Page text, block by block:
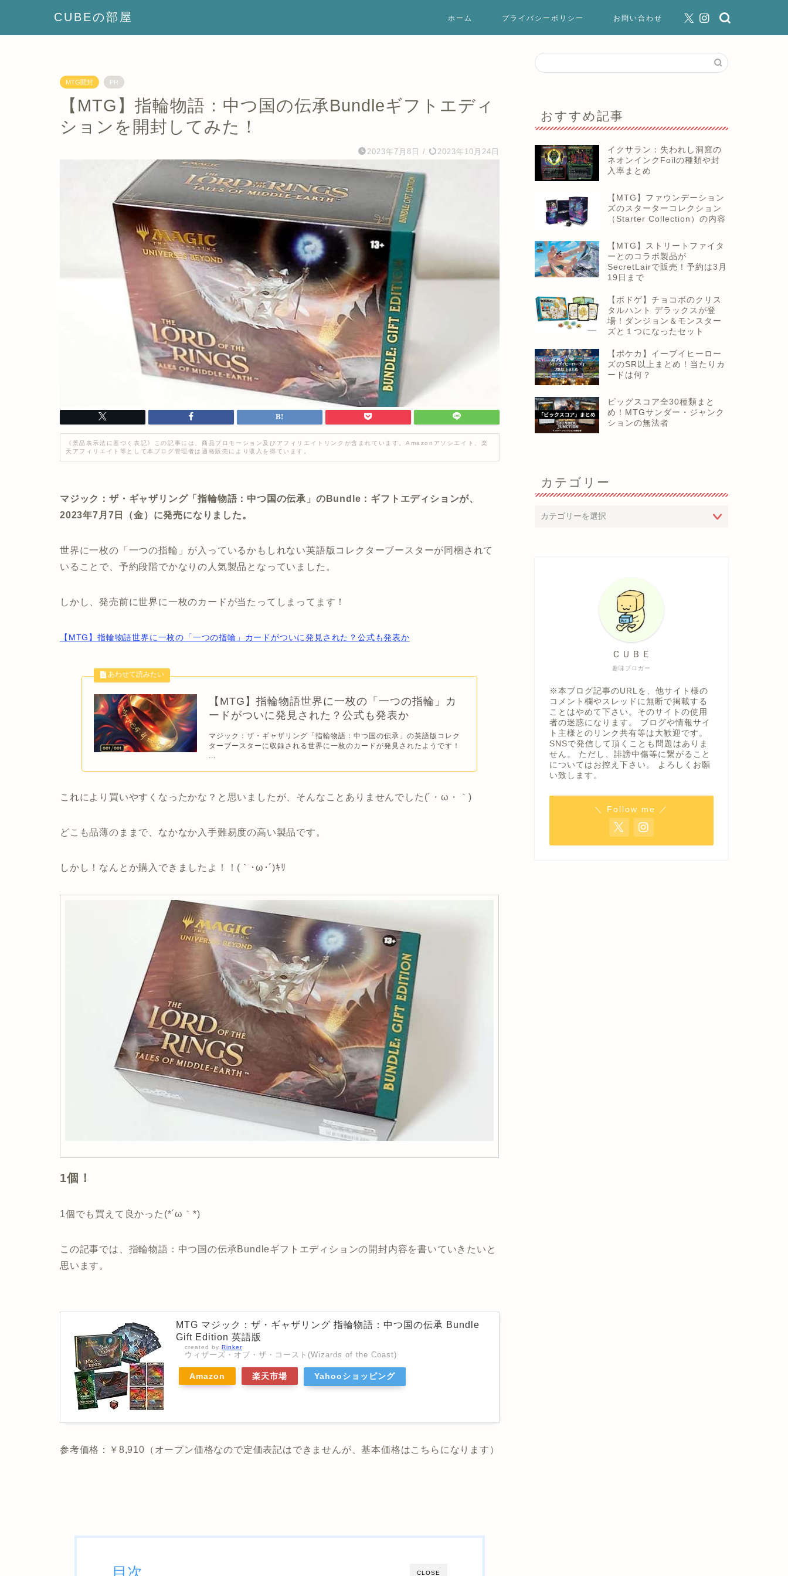
CUBEの部屋 ホーム プライバシーポリシー お問い合わせ
MTG開封 PR
【MTG】指輪物語：中つ国の伝承Bundleギフトエディ
ションを開封してみた！
2023年7月8日 / 2023年10月24日
《景品表示法に基づく表記》この記事には、商品プロモーション及びアフィリエイトリンクが含まれています。Amazonアソシエイト、楽
天アフィリエイト等として本ブログ管理者は適格販売により収入を得ています。
マジック：ザ・ギャザリング「指輪物語：中つ国の伝承」のBundle：ギフトエディションが、
2023年7月7日（金）に発売になりました。
世界に一枚の「一つの指輪」が入っているかもしれない英語版コレクターブースターが同梱されて
いることで、予約段階でかなりの人気製品となっていました。
しかし、発売前に世界に一枚のカードが当たってしまってます！
【MTG】指輪物語世界に一枚の「一つの指輪」カードがついに発見された？公式も発表か
【MTG】指輪物語世界に一枚の「一つの指輪」カ
ードがついに発見された？公式も発表か
マジック：ザ・ギャザリング「指輪物語：中つ国の伝承」の英語版コレク
ターブースターに収録される世界に一枚のカードが発見されたようです！
...
これにより買いやすくなったかな？と思いましたが、そんなことありませんでした(´・ω・｀)
どこも品薄のままで、なかなか入手難易度の高い製品です。
しかし！なんとか購入できましたよ！！(｀･ω･´)ｷﾘ
1個！
1個でも買えて良かった(*´ω｀*)
この記事では、指輪物語：中つ国の伝承Bundleギフトエディションの開封内容を書いていきたいと
思います。
MTG マジック：ザ・ギャザリング 指輪物語：中つ国の伝承 Bundle
Gift Edition 英語版
created by Rinker
ウィザーズ・オブ・ザ・コースト(Wizards of the Coast)
Amazon 楽天市場 Yahooショッピング
参考価格：￥8,910（オープン価格なので定価表記はできませんが、基本価格はこちらになります）
CLOSE
おすすめ記事
イクサラン：失われし洞窟の
ネオンインクFoilの種類や封
入率まとめ
【MTG】ファウンデーション
ズのスターターコレクション
（Starter Collection）の内容
【MTG】ストリートファイタ
ーとのコラボ製品が
SecretLairで販売！予約は3月
19日まで
【ボドゲ】チョコボのクリス
タルハント デラックスが登
場！ダンジョン＆モンスター
ズと１つになったセット
【ポケカ】イーブイヒーロー
ズのSR以上まとめ！当たりカ
ードは何？
ビッグスコア全30種類まと
め！MTGサンダー・ジャンク
ションの無法者
カテゴリー
趣味ブロガー
ＣＵＢＥ
※本ブログ記事のURLを、他サイト様の
コメント欄やスレッドに無断で掲載する
ことはやめて下さい。そのサイトの使用
者の迷惑になります。 ブログや情報サイ
ト主様とのリンク共有等は大歓迎です。
SNSで発信して頂くことも問題はありま
せん。 ただし、誹謗中傷等に繋がること
についてはお控え下さい。 よろしくお願
い致します。
＼ Follow me ／